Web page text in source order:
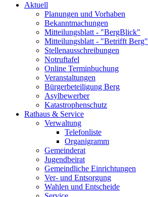
Aktuell
Planungen und Vorhaben
Bekanntmachungen
Mitteilungsblatt - "BergBlick"
Mitteilungsblatt - "Betrifft Berg"
Stellenausschreibungen
Notruftafel
Online Terminbuchung
Veranstaltungen
Bürgerbeteiligung Berg
Asylbewerber
Katastrophenschutz
Rathaus & Service
Verwaltung
Telefonliste
Organigramm
Gemeinderat
Jugendbeirat
Gemeindliche Einrichtungen
Ver- und Entsorgung
Wahlen und Entscheide